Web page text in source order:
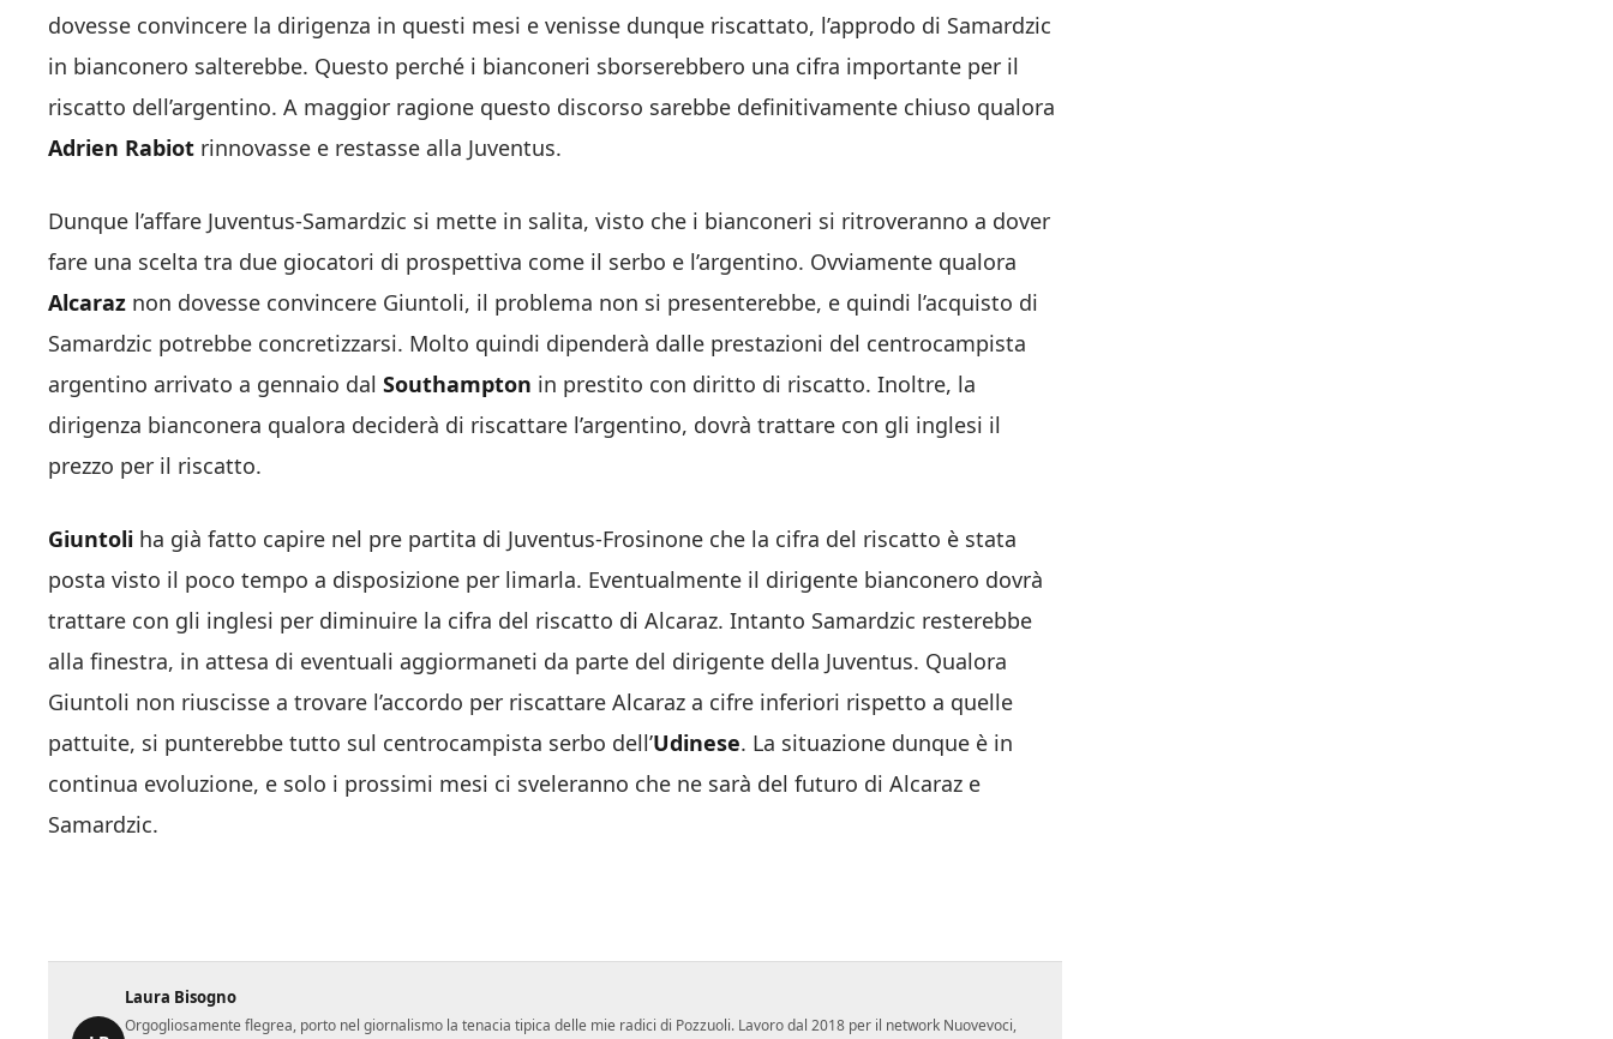
dovesse convincere la dirigenza in questi mesi e venisse dunque riscattato, l’approdo di Samardzic
in bianconero salterebbe. Questo perché i bianconeri sborserebbero una cifra importante per il
riscatto dell’argentino. A maggior ragione questo discorso sarebbe definitivamente chiuso qualora
Adrien Rabiot rinnovasse e restasse alla Juventus.
Dunque l’affare Juventus-Samardzic si mette in salita, visto che i bianconeri si ritroveranno a dover
fare una scelta tra due giocatori di prospettiva come il serbo e l’argentino. Ovviamente qualora
Alcaraz non dovesse convincere Giuntoli, il problema non si presenterebbe, e quindi l’acquisto di
Samardzic potrebbe concretizzarsi. Molto quindi dipenderà dalle prestazioni del centrocampista
argentino arrivato a gennaio dal Southampton in prestito con diritto di riscatto. Inoltre, la
dirigenza bianconera qualora deciderà di riscattare l’argentino, dovrà trattare con gli inglesi il
prezzo per il riscatto.
Giuntoli ha già fatto capire nel pre partita di Juventus-Frosinone che la cifra del riscatto è stata
posta visto il poco tempo a disposizione per limarla. Eventualmente il dirigente bianconero dovrà
trattare con gli inglesi per diminuire la cifra del riscatto di Alcaraz. Intanto Samardzic resterebbe
alla finestra, in attesa di eventuali aggiormaneti da parte del dirigente della Juventus. Qualora
Giuntoli non riuscisse a trovare l’accordo per riscattare Alcaraz a cifre inferiori rispetto a quelle
pattuite, si punterebbe tutto sul centrocampista serbo dell’Udinese. La situazione dunque è in
continua evoluzione, e solo i prossimi mesi ci sveleranno che ne sarà del futuro di Alcaraz e
Samardzic.
Laura Bisogno
Orgogliosamente flegrea, porto nel giornalismo la tenacia tipica delle mie radici di Pozzuoli. Lavoro dal 2018 per il network Nuovevoci,